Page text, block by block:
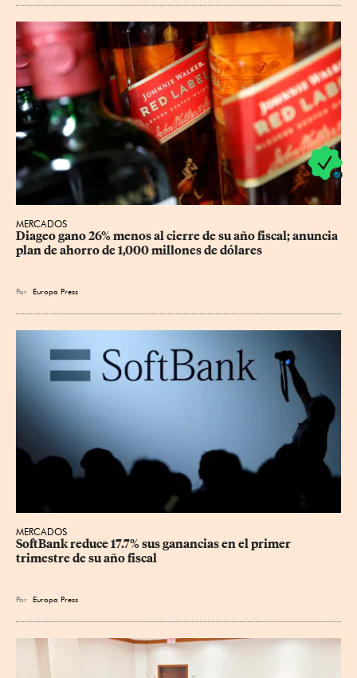
MERCADOS
Diageo gano 26% menos al cierre de su año fiscal; anuncia
plan de ahorro de 1,000 millones de dólares
Por Europa Press
MERCADOS
SoftBank reduce 17.7% sus ganancias en el primer
trimestre de su año fiscal
Por Europa Press